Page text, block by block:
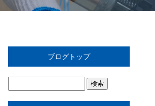
ブログトップ